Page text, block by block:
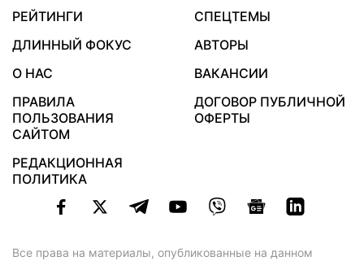
РЕЙТИНГИ
СПЕЦТЕМЫ
ДЛИННЫЙ ФОКУС
АВТОРЫ
О НАС
ВАКАНСИИ
ПРАВИЛА
ПОЛЬЗОВАНИЯ
САЙТОМ
ДОГОВОР ПУБЛИЧНОЙ
ОФЕРТЫ
РЕДАКЦИОННАЯ
ПОЛИТИКА
Все права на материалы, опубликованные на данном